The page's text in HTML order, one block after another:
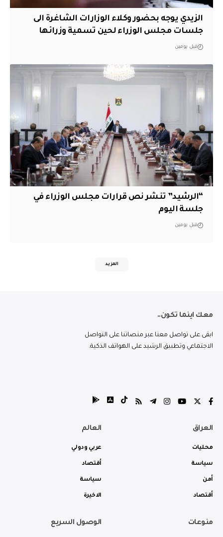
الزيدي يوجه بحضور وكلاء الوزارات الشاغرة الى
جلسات مجلس الوزراء لحين تسمية وزرائها
قبل يومين
“الرشيد” تنشر نص قرارات مجلس الوزراء في
جلسة اليوم
قبل يومين
المزيد
معك اينما تكون..
ابقى على تواصل معنا عبر منصاتنا على التواصل
الاجتماعي وتطبيق الرشيد على الهواتف الذكية.
العراق
محليات
سياسة
أمن
أقتصاد
العالم
عربي ودولي
أقتصاد
سياسة
الاخيرة
منوعات الوصول السريع